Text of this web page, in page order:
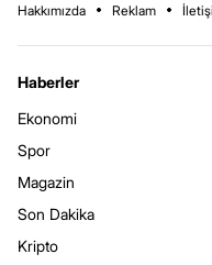
Hakkımızda Reklam
Haberler
Ekonomi
Spor
Magazin
Son Dakika
Kripto